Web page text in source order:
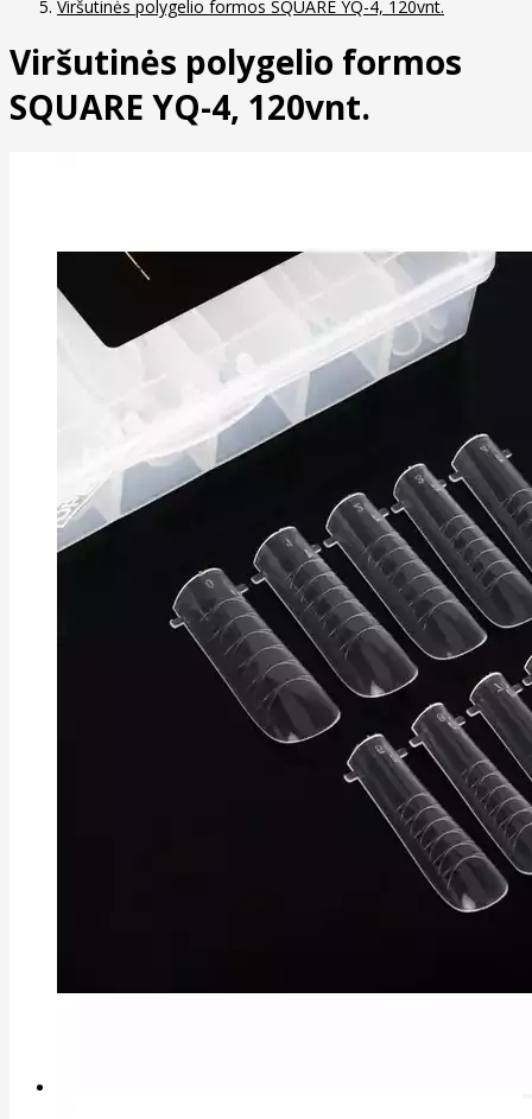
Viršutinės polygelio formos SQUARE YQ-4, 120vnt.
Viršutinės polygelio formos
SQUARE YQ-4, 120vnt.